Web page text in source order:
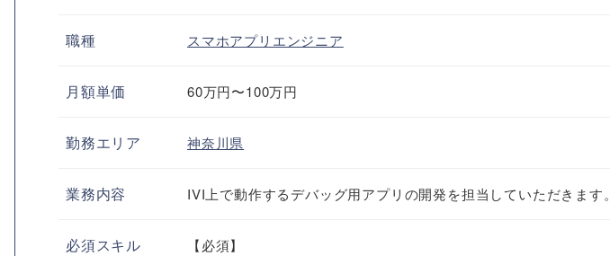
職種 スマホアプリエンジニア
月額単価 60万円〜100万円
勤務エリア 神奈川県
業務内容 IVI上で動作するデバッグ用アプリの開発を担当していただきます。
必須スキル
【必須】